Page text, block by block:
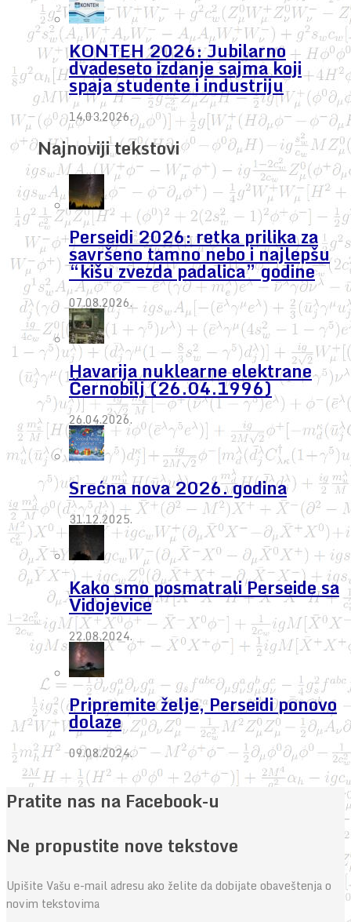
KONTEH 2026: Jubilarno
dvadeseto izdanje sajma koji
spaja studente i industriju
14.03.2026.
Najnoviji tekstovi
Perseidi 2026: retka prilika za
savršeno tamno nebo i najlepšu
“kišu zvezda padalica” godine
07.08.2026.
Havarija nuklearne elektrane
Černobilj (26.04.1996)
26.04.2026.
Srećna nova 2026. godina
31.12.2025.
Kako smo posmatrali Perseide sa
Vidojevice
22.08.2024.
Pripremite želje, Perseidi ponovo
dolaze
09.08.2024.
Pratite nas na Facebook-u
Ne propustite nove tekstove
Upišite Vašu e-mail adresu ako želite da dobijate obaveštenja o
novim tekstovima